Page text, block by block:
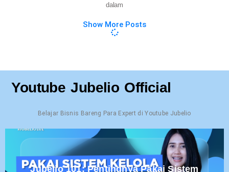
dalam
Show More Posts
Youtube Jubelio Official
Belajar Bisnis Bareng Para Expert di Youtube Jubelio
Jubelio 101: Pentingnya Pakai Sistem